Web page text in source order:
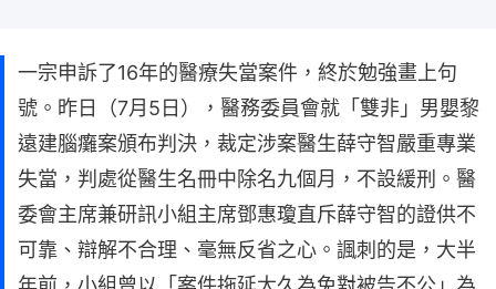
一宗申訴了16年的醫療失當案件，終於勉強畫上句
號。昨日（7月5日），醫務委員會就「雙非」男嬰黎
遠建腦癱案頒布判決，裁定涉案醫生薛守智嚴重專業
失當，判處從醫生名冊中除名九個月，不設緩刑。醫
委會主席兼研訊小組主席鄧惠瓊直斥薛守智的證供不
可靠、辯解不合理、毫無反省之心。諷刺的是，大半